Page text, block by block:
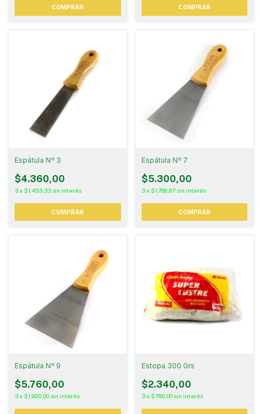
Espátula Nº 3
$4.360,00
3x $1.453,33 sin interés
Espátula Nº 7
$5.300,00
3 x $1.766,67 sin interés
Espátula Nº 9
$5.760,00
3x $1.920,00 sin interés
Estopa 300 Grs
$2.340,00
3 x $780,00 sin interés